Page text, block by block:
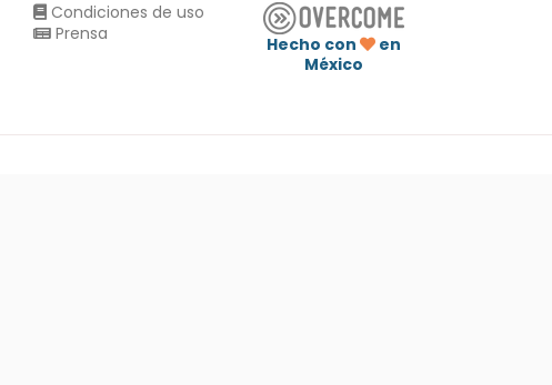
Condiciones de uso
Prensa
Hecho con
en
México